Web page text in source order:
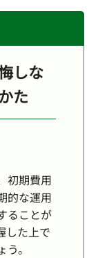
しな
た
初期費用
的な運用
ることが
した上で
。